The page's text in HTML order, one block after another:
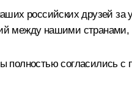
российских друзей за
между нашими странами,
согласились с